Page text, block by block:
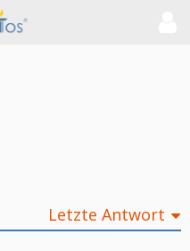
Letzte Antwort